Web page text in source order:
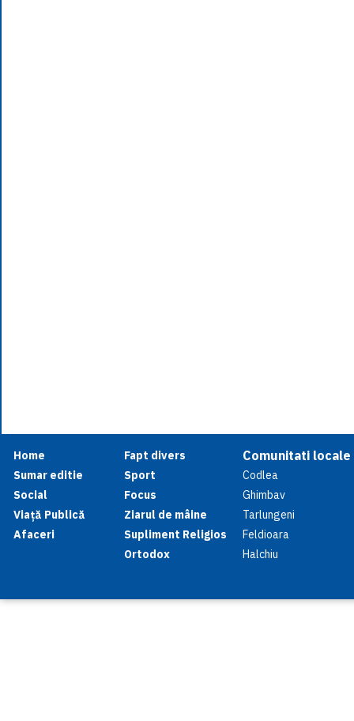
Home
Sumar editie
Social
Viață Publică
Afaceri
Fapt divers
Sport
Focus
Ziarul de mâine
Supliment Religios
Ortodox
Comunitati locale
Codlea
Ghimbav
Tarlungeni
Feldioara
Halchiu